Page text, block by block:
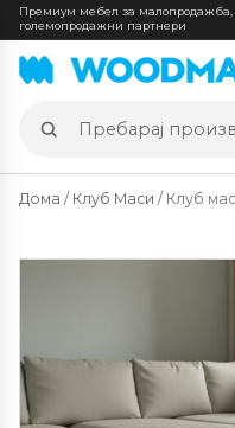
Премиум мебел за малопродажба,
големопродажни партнери
Пребарај
производи
Дома / Клуб Маси / Клуб